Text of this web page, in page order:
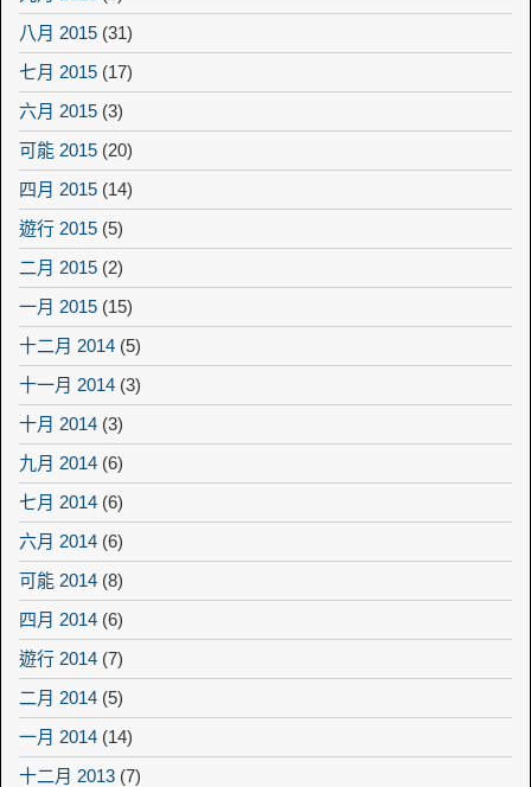
八月 2015 (31)
七月 2015 (17)
六月 2015 (3)
可能 2015 (20)
四月 2015 (14)
遊行 2015 (5)
二月 2015 (2)
一月 2015 (15)
十二月 2014 (5)
十一月 2014 (3)
十月 2014 (3)
九月 2014 (6)
七月 2014 (6)
六月 2014 (6)
可能 2014 (8)
四月 2014 (6)
遊行 2014 (7)
二月 2014 (5)
一月 2014 (14)
十二月 2013 (7)